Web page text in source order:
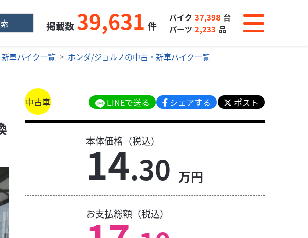
掲載数 39,631 件
バイク 37,398 台
パーツ 2,233 品
車バイク一覧
ホンダ/ジョルノの中古・新車バイク一覧
中古車 LINEで送る シェアする ポスト
本体価格（税込）
14.30 万円
お支払総額（税込）